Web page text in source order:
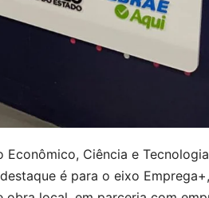
Ciência e Tecnologia
é para o eixo